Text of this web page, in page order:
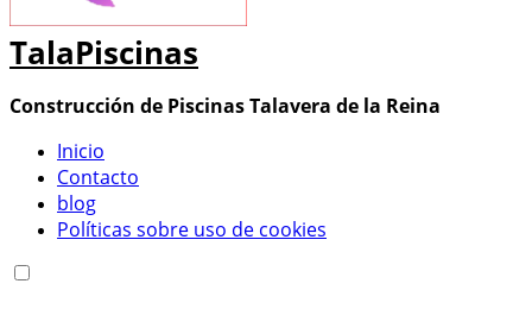
TalaPiscinas
Construcción de Piscinas Talavera de la Reina
Inicio
Contacto
blog
Políticas sobre uso de cookies